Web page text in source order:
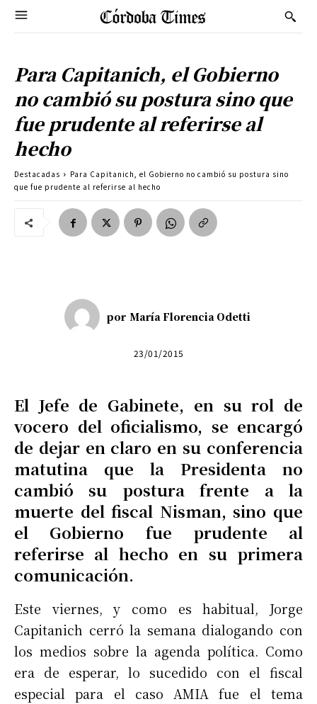
Para Capitanich, el Gobierno
no cambió su postura sino que
fue prudente al referirse al
hecho
Destacadas
Para Capitanich, el Gobierno no cambió su postura sino
que fue prudente al referirse al hecho
por María Florencia Odetti
23/01/2015
El Jefe de Gabinete, en su rol de
vocero del oficialismo, se encargó
de dejar en claro en su conferencia
matutina que la Presidenta no
cambió su postura frente a la
muerte del fiscal Nisman, sino que
el Gobierno fue prudente al
referirse al hecho en su primera
comunicación.
Este viernes, y como es habitual, Jorge
Capitanich cerró la semana dialogando con
los medios sobre la agenda política. Como
era de esperar, lo sucedido con el fiscal
especial para el caso AMIA fue el tema